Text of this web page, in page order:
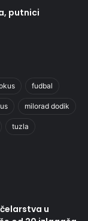
putnici
fudbal
milorad dodik
tuzla
u